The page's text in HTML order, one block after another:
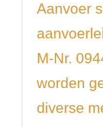
Aanvoer
M-Nr.
worden
diverse